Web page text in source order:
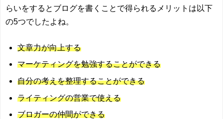
らいをするとブログを書くことで得られるメリットは以下
の5つでしたよね。
文章力が向上する
マーケティングを勉強することができる
自分の考えを整理することができる
ライティングの営業で使える
ブロガーの仲間ができる